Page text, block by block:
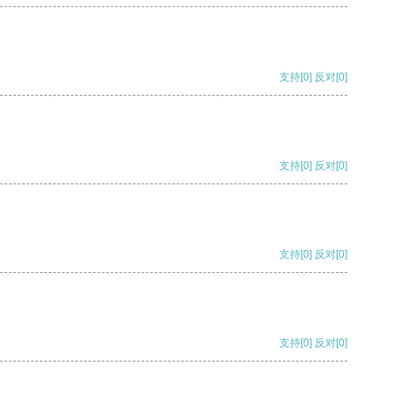
支持[0] 反对[0]
支持[0] 反对[0]
支持[0] 反对[0]
支持[0] 反对[0]